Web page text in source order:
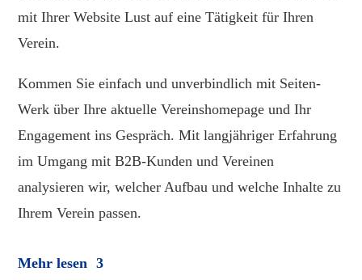
mit Ihrer Website Lust auf eine Tätigkeit für Ihren
Verein.
Kommen Sie einfach und unverbindlich mit Seiten-
Werk über Ihre aktuelle Vereinshomepage und Ihr
Engagement ins Gespräch. Mit langjähriger Erfahrung
im Umgang mit B2B-Kunden und Vereinen
analysieren wir, welcher Aufbau und welche Inhalte zu
Ihrem Verein passen.
Mehr lesen